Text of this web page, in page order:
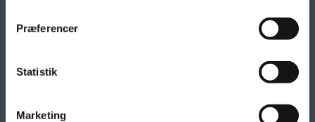
Præferencer
Statistik
Marketing
Flag- & Vimpelranker
SAMARBEJDE